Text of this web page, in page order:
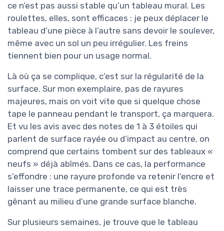
ce n’est pas aussi stable qu’un tableau mural. Les
roulettes, elles, sont efficaces : je peux déplacer le
tableau d’une pièce à l’autre sans devoir le soulever,
même avec un sol un peu irrégulier. Les freins
tiennent bien pour un usage normal.
Là où ça se complique, c’est sur la régularité de la
surface. Sur mon exemplaire, pas de rayures
majeures, mais on voit vite que si quelque chose
tape le panneau pendant le transport, ça marquera.
Et vu les avis avec des notes de 1 à 3 étoiles qui
parlent de surface rayée ou d’impact au centre, on
comprend que certains tombent sur des tableaux «
neufs » déjà abîmés. Dans ce cas, la performance
s’effondre : une rayure profonde va retenir l’encre et
laisser une trace permanente, ce qui est très
gênant au milieu d’une grande surface blanche.
Sur plusieurs semaines, je trouve que le tableau